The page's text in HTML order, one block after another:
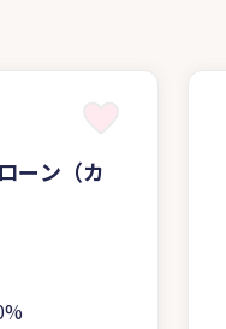
ーン（カ